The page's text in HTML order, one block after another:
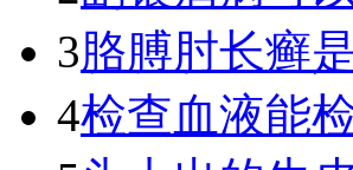
3胳膊肘长癣
4检查血液能